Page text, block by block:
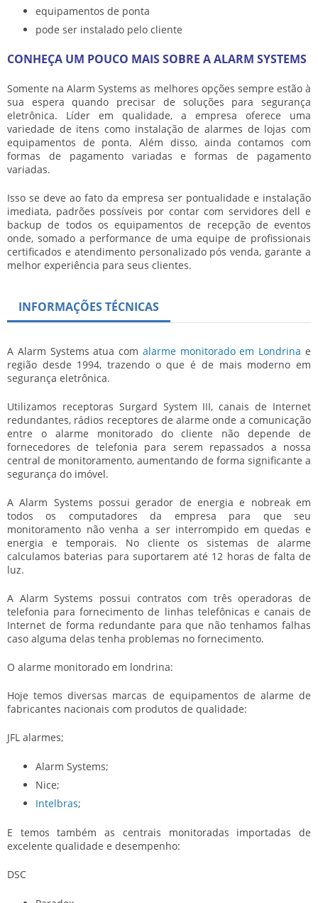
equipamentos de ponta
pode ser instalado pelo cliente
CONHEÇA UM POUCO MAIS SOBRE A ALARM SYSTEMS
Somente na Alarm Systems as melhores opções sempre estão à
sua espera quando precisar de soluções para segurança
eletrônica. Líder em qualidade, a empresa oferece uma
variedade de itens como instalação de alarmes de lojas com
equipamentos de ponta. Além disso, ainda contamos com
formas de pagamento variadas e formas de pagamento
variadas.
Isso se deve ao fato da empresa ser pontualidade e instalação
imediata, padrões possíveis por contar com servidores dell e
backup de todos os equipamentos de recepção de eventos
onde, somado a performance de uma equipe de profissionais
certificados e atendimento personalizado pós venda, garante a
melhor experiência para seus clientes.
INFORMAÇÕES TÉCNICAS
A Alarm Systems atua com alarme monitorado em Londrina e
região desde 1994, trazendo o que é de mais moderno em
segurança eletrônica.
Utilizamos receptoras Surgard System III, canais de Internet
redundantes, rádios receptores de alarme onde a comunicação
entre o alarme monitorado do cliente não depende de
fornecedores de telefonia para serem repassados a nossa
central de monitoramento, aumentando de forma significante a
segurança do imóvel.
A Alarm Systems possui gerador de energia e nobreak em
todos os computadores da empresa para que seu
monitoramento não venha a ser interrompido em quedas e
energia e temporais. No cliente os sistemas de alarme
calculamos baterias para suportarem até 12 horas de falta de
luz.
A Alarm Systems possui contratos com três operadoras de
telefonia para fornecimento de linhas telefônicas e canais de
Internet de forma redundante para que não tenhamos falhas
caso alguma delas tenha problemas no fornecimento.
O alarme monitorado em londrina:
Hoje temos diversas marcas de equipamentos de alarme de
fabricantes nacionais com produtos de qualidade:
JFL alarmes;
Alarm Systems;
Nice;
Intelbras;
E temos também as centrais monitoradas importadas de
excelente qualidade e desempenho:
DSC